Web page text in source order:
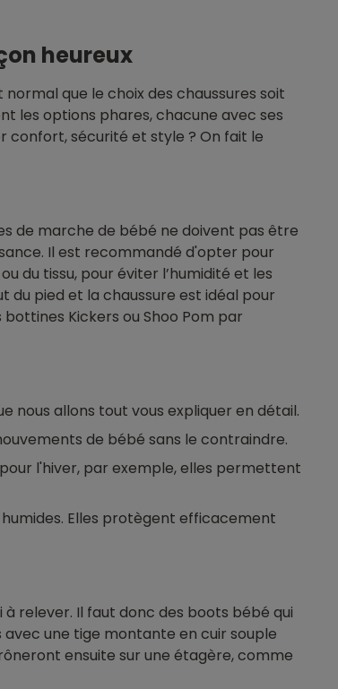
heureux
que le choix des chaussures soit
les options phares, chacune avec ses
confort, sécurité et style ? On fait le
de marche de bébé ne doivent pas être
Il est recommandé d'opter pour
du tissu, pour éviter l’humidité et les
pied et la chaussure est idéal pour
Kickers ou Shoo Pom par
nous allons tout vous expliquer en détail.
de bébé sans le contraindre.
l'hiver, par exemple, elles permettent
Elles protègent efficacement
relever. Il faut donc des boots bébé qui
une tige montante en cuir souple
ensuite sur une étagère, comme